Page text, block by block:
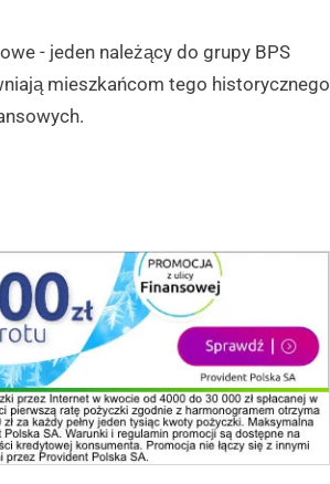
- jeden należący do grupy BPS
mieszkańcom tego historycznego